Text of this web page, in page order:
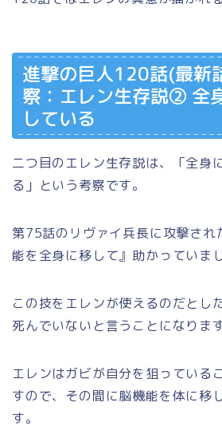
進撃の巨人120話(最新
察：エレン生存説② 全
している
二つ目のエレン生存説は、「全身
る」という考察です。
第75話のリヴァイ兵長に攻撃され
能を全身に移して』助かっていま
この技をエレンが使えるのだとし
死んでいないと言うことになります
エレンはガビが自分を狙っている
すので、その間に脳機能を体に移
す。